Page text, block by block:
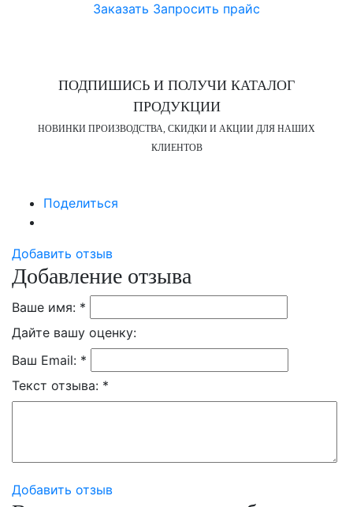
Заказать Запросить прайс
ПОДПИШИСЬ И ПОЛУЧИ КАТАЛОГ
ПРОДУКЦИИ
НОВИНКИ ПРОИЗВОДСТВА, СКИДКИ И АКЦИИ ДЛЯ НАШИХ
КЛИЕНТОВ
Поделиться
Добавить отзыв
Добавление отзыва
Ваше имя: *
Дайте вашу оценку:
Ваш Email: *
Текст отзыва: *
Добавить отзыв